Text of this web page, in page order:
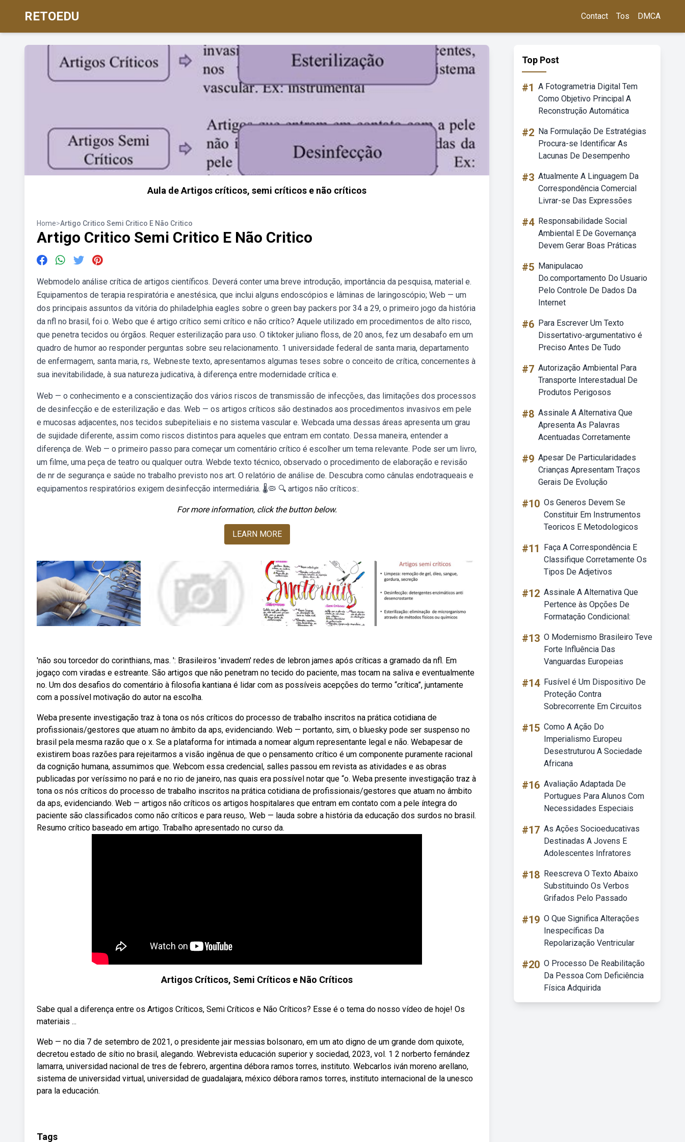
RETOEDU Contact Tos DMCA
Aula de Artigos críticos, semi críticos e não críticos
Home>Artigo Critico Semi Critico E Não Critico
Artigo Critico Semi Critico E Não Critico
Webmodelo análise crítica de artigos científicos. Deverá conter uma breve introdução, importância da pesquisa, material e.
Equipamentos de terapia respiratória e anestésica, que inclui alguns endoscópios e lâminas de laringoscópio; Web — um
dos principais assuntos da vitória do philadelphia eagles sobre o green bay packers por 34 a 29, o primeiro jogo da história
da nfl no brasil, foi o. Webo que é artigo crítico semi crítico e não crítico? Aquele utilizado em procedimentos de alto risco,
que penetra tecidos ou órgãos. Requer esterilização para uso. O tiktoker juliano floss, de 20 anos, fez um desabafo em um
quadro de humor ao responder perguntas sobre seu relacionamento. 1 universidade federal de santa maria, departamento
de enfermagem, santa maria, rs,. Webneste texto, apresentamos algumas teses sobre o conceito de crítica, concernentes à
sua inevitabilidade, à sua natureza judicativa, à diferença entre modernidade crítica e.
Web — o conhecimento e a conscientização dos vários riscos de transmissão de infecções, das limitações dos processos
de desinfecção e de esterilização e das. Web — os artigos críticos são destinados aos procedimentos invasivos em pele
e mucosas adjacentes, nos tecidos subepiteliais e no sistema vascular e. Webcada uma dessas áreas apresenta um grau
de sujidade diferente, assim como riscos distintos para aqueles que entram em contato. Dessa maneira, entender a
diferença de. Web — o primeiro passo para começar um comentário crítico é escolher um tema relevante. Pode ser um livro,
um filme, uma peça de teatro ou qualquer outra. Webde texto técnico, observado o procedimento de elaboração e revisão
de nr de segurança e saúde no trabalho previsto nos art. O relatório de análise de. Descubra como cânulas endotraqueais e
equipamentos respiratórios exigem desinfecção intermediária. 🌡️🦠 🔍 artigos não críticos:.
For more information, click the button below.
LEARN MORE
'não sou torcedor do corinthians, mas. ': Brasileiros 'invadem' redes de lebron james após críticas a gramado da nfl. Em
jogaço com viradas e estreante. São artigos que não penetram no tecido do paciente, mas tocam na saliva e eventualmente
no. Um dos desafios do comentário à filosofia kantiana é lidar com as possíveis acepções do termo “crítica”, juntamente
com a possível motivação do autor na escolha.
Weba presente investigação traz à tona os nós críticos do processo de trabalho inscritos na prática cotidiana de
profissionais/gestores que atuam no âmbito da aps, evidenciando. Web — portanto, sim, o bluesky pode ser suspenso no
brasil pela mesma razão que o x. Se a plataforma for intimada a nomear algum representante legal e não. Webapesar de
existirem boas razões para rejeitarmos a visão ingênua de que o pensamento crítico é um componente puramente racional
da cognição humana, assumimos que. Webcom essa credencial, salles passou em revista as atividades e as obras
publicadas por veríssimo no pará e no rio de janeiro, nas quais era possível notar que “o. Weba presente investigação traz à
tona os nós críticos do processo de trabalho inscritos na prática cotidiana de profissionais/gestores que atuam no âmbito
da aps, evidenciando. Web — artigos não críticos os artigos hospitalares que entram em contato com a pele íntegra do
paciente são classificados como não críticos e para reuso,. Web — lauda sobre a história da educação dos surdos no brasil.
Resumo crítico baseado em artigo. Trabalho apresentado no curso da.
Artigos Críticos, Semi Críticos e Não Críticos
Sabe qual a diferença entre os Artigos Críticos, Semi Críticos e Não Críticos? Esse é o tema do nosso vídeo de hoje! Os
materiais ...
Web — no dia 7 de setembro de 2021, o presidente jair messias bolsonaro, em um ato digno de um grande dom quixote,
decretou estado de sítio no brasil, alegando. Webrevista educación superior y sociedad, 2023, vol. 1 2 norberto fernández
lamarra, universidad nacional de tres de febrero, argentina débora ramos torres, instituto. Webcarlos iván moreno arellano,
sistema de universidad virtual, universidad de guadalajara, méxico débora ramos torres, instituto internacional de la unesco
para la educación.
Tags
Top Post
#1 A Fotogrametria Digital Tem
Como Objetivo Principal A
Reconstrução Automática
#2 Na Formulação De Estratégias
Procura-se Identificar As
Lacunas De Desempenho
#3 Atualmente A Linguagem Da
Correspondência Comercial
Livrar-se Das Expressões
#4 Responsabilidade Social
Ambiental E De Governança
Devem Gerar Boas Práticas
#5 Manipulacao
Do.comportamento Do Usuario
Pelo Controle De Dados Da
Internet
#6 Para Escrever Um Texto
Dissertativo-argumentativo é
Preciso Antes De Tudo
#7 Autorização Ambiental Para
Transporte Interestadual De
Produtos Perigosos
#8 Assinale A Alternativa Que
Apresenta As Palavras
Acentuadas Corretamente
#9 Apesar De Particularidades
Crianças Apresentam Traços
Gerais De Evolução
#10 Os Generos Devem Se
Constituir Em Instrumentos
Teoricos E Metodologicos
#11
Faça A Correspondência E
Classifique Corretamente Os
Tipos De Adjetivos
#12 Assinale A Alternativa Que
Pertence às Opções De
Formatação Condicional:
#13 O Modernismo Brasileiro Teve
Forte Influência Das
Vanguardas Europeias
#14 Fusível é Um Dispositivo De
Proteção Contra
Sobrecorrente Em Circuitos
#15 Como A Ação Do
Imperialismo Europeu
Desestruturou A Sociedade
Africana
#16 Avaliação Adaptada De
Portugues Para Alunos Com
Necessidades Especiais
#17 As Ações Socioeducativas
Destinadas A Jovens E
Adolescentes Infratores
#18 Reescreva O Texto Abaixo
Substituindo Os Verbos
Grifados Pelo Passado
#19 O Que Significa Alterações
Inespecíficas Da
Repolarização Ventricular
#20 O Processo De Reabilitação
Da Pessoa Com Deficiência
Física Adquirida